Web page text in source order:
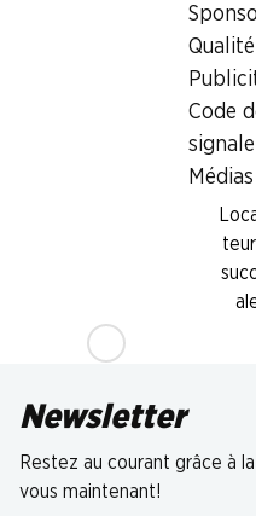
Qualité
Code
Médias
Newsletter
Restez au courant grâce à
vous maintenant!